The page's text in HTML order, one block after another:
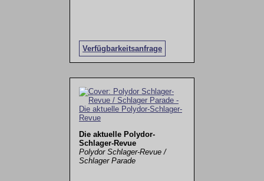
Verfügbarkeitsanfrage
Die aktuelle Polydor-
Schlager-Revue
Polydor Schlager-Revue /
Schlager Parade